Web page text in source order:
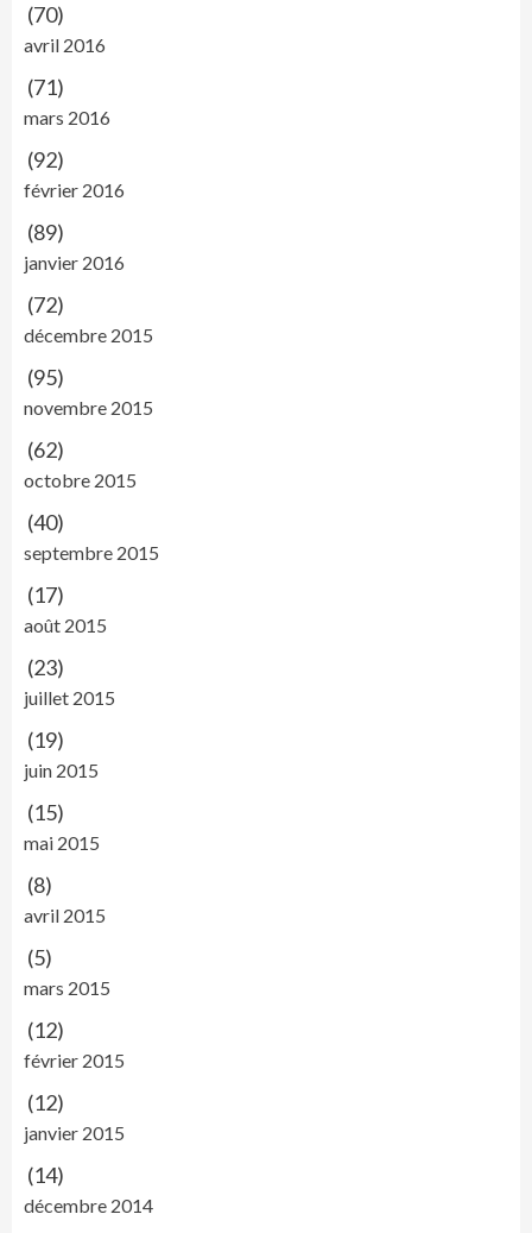
(70)
avril 2016
(71)
mars 2016
(92)
février 2016
(89)
janvier 2016
(72)
décembre 2015
(95)
novembre 2015
(62)
octobre 2015
(40)
septembre 2015
(17)
août 2015
(23)
juillet 2015
(19)
juin 2015
(15)
mai 2015
(8)
avril 2015
(5)
mars 2015
(12)
février 2015
(12)
janvier 2015
(14)
décembre 2014